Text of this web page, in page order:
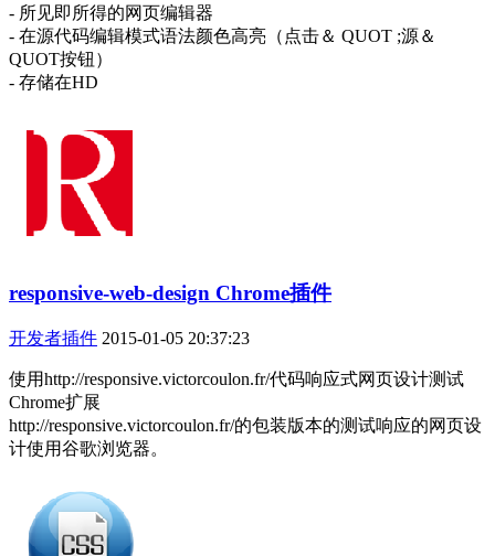
- 所见即所得的网页编辑器
- 在源代码编辑模式语法颜色高亮（点击＆ QUOT ;源＆
QUOT按钮）
- 存储在HD
responsive-web-design Chrome插件
开发者插件 2015-01-05 20:37:23
使用http://responsive.victorcoulon.fr/代码响应式网页设计测试
Chrome扩展
http://responsive.victorcoulon.fr/的包装版本的测试响应的网页设
计使用谷歌浏览器。